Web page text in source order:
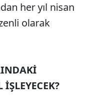
her yıl nisan
olarak